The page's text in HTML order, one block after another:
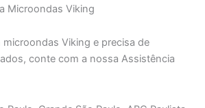
Microondas Viking
microondas Viking e precisa de
conte com a nossa Assistência